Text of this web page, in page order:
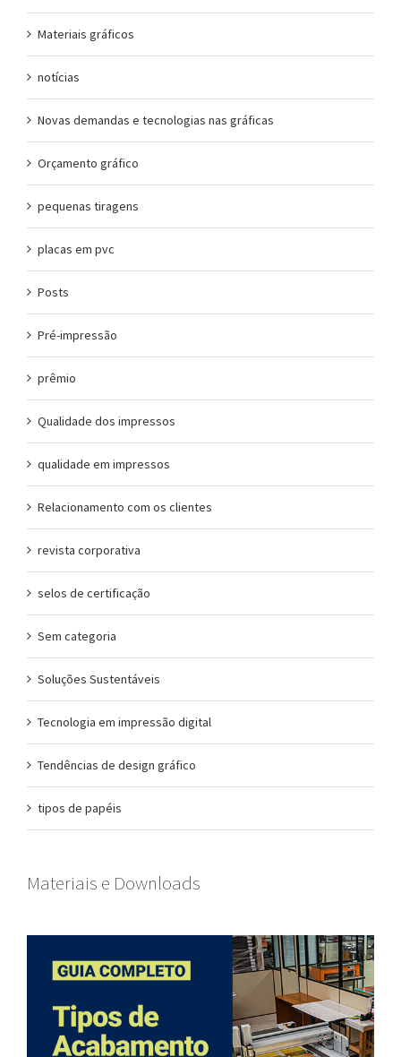
Materiais gráficos
notícias
Novas demandas e tecnologias nas gráficas
Orçamento gráfico
pequenas tiragens
placas em pvc
Posts
Pré-impressão
prêmio
Qualidade dos impressos
qualidade em impressos
Relacionamento com os clientes
revista corporativa
selos de certificação
Sem categoria
Soluções Sustentáveis
Tecnologia em impressão digital
Tendências de design gráfico
tipos de papéis
Materiais e Downloads